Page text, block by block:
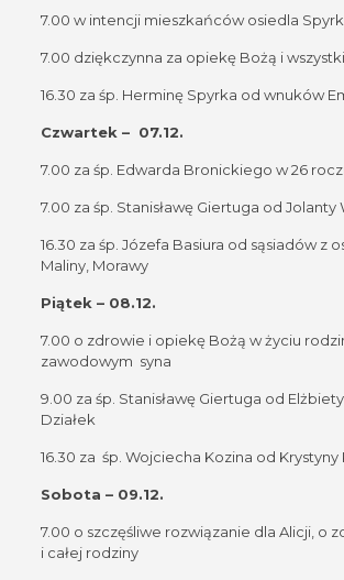
7.00 w intencji mieszkańców osiedla
7.00 dziękczynna za opiekę Bożą i
16.30 za śp. Herminę Spyrka od wnuków
Czwartek – 07.12.
7.00 za śp. Edwarda Bronickiego w 26
7.00 za śp. Stanisławę Giertuga od Jolanty
16.30 za śp. Józefa Basiura od sąsiadów z
Maliny, Morawy
Piątek – 08.12.
7.00 o zdrowie i opiekę Bożą w życiu
zawodowym syna
9.00 za śp. Stanisławę Giertuga od
Działek
16.30 za śp. Wojciecha Kozina od Krystyny
Sobota – 09.12.
7.00 o szczęśliwe rozwiązanie dla Alicji, o
i całej rodziny